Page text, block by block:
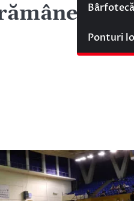
Bârfotecă
Ponturi
pe